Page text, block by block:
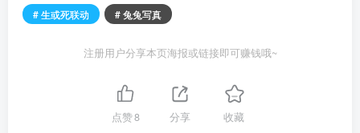
# 生或死联动 # 兔兔写真
注册用户分享本页海报或链接即可赚钱哦~
点赞8 分享 收藏